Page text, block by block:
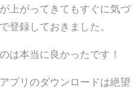
上がってきてもすぐに気づ
登録しておきました。
は本当に良かったです！
プリのダウンロードは絶望